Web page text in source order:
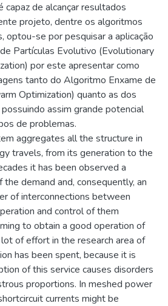
capaz de alcançar resultados
projeto, dentre os algoritmos
optou-se por pesquisar a aplicação
Partículas Evolutivo (Evolutionary
por este apresentar como
tanto do Algoritmo Enxame de
Optimization) quanto as dos
assim grande potencial
de problemas.
aggregates all the structure in
travels, from its generation to the
it has been observed a
demand and, consequently, an
of interconnections between
and control of them
to obtain a good operation of
of effort in the research area of
has been spent, because it is
of this service causes disorders
proportions. In meshed power
currents might be